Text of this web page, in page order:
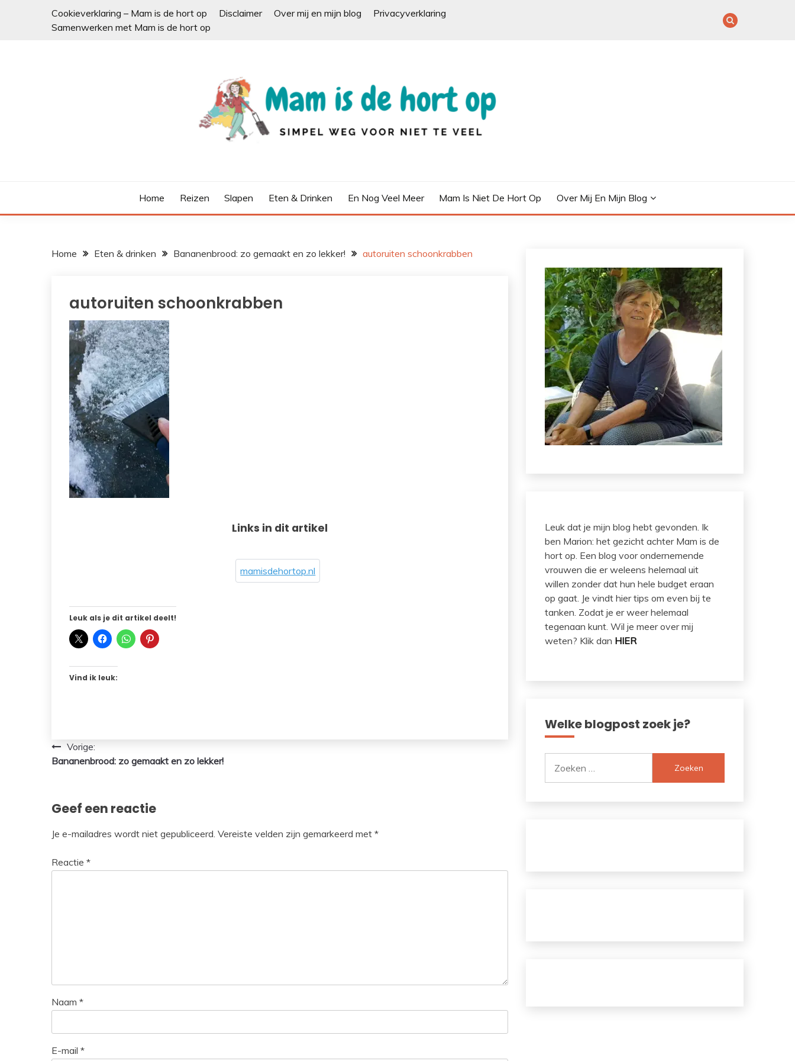
Cookieverklaring – Mam is de hort op Disclaimer Over mij en mijn blog
Privacyverklaring
Samenwerken met Mam is de hort op
Home Reizen Slapen Eten & Drinken En Nog Veel Meer Mam Is Niet De Hort Op Over Mij En Mijn Blog
Home Eten & drinken Bananenbrood: zo gemaakt en zo lekker! autoruiten schoonkrabben
autoruiten schoonkrabben
Links in dit artikel
mamisdehortop.nl
Leuk als je dit artikel deelt!
Vind ik leuk:
Bericht
navigatie
Vorige:
Bananenbrood: zo gemaakt en zo lekker!
Geef een reactie
Je e-mailadres wordt niet gepubliceerd. Vereiste velden zijn gemarkeerd met *
Reactie *
Naam *
E-mail *
Leuk dat je mijn blog hebt gevonden. Ik
ben Marion: het gezicht achter Mam is de
hort op. Een blog voor ondernemende
vrouwen die er weleens helemaal uit
willen zonder dat hun hele budget eraan
op gaat. Je vindt hier tips om even bij te
tanken. Zodat je er weer helemaal
tegenaan kunt. Wil je meer over mij
weten? Klik dan HIER
Welke blogpost zoek je?
naar: